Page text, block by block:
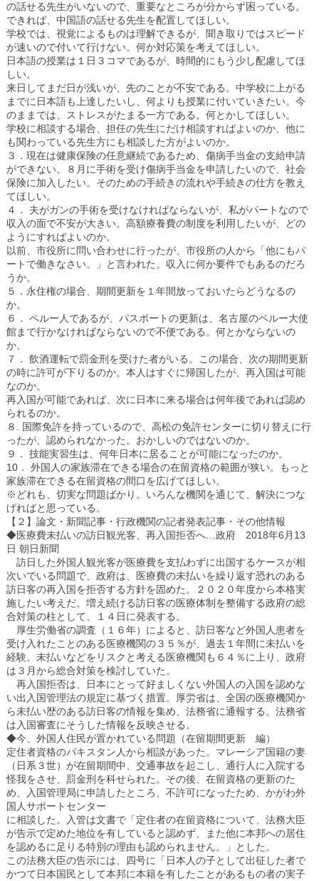
の話せる先生がいないので、重要なところが分からず困っている。
できれば、中国語の話せる先生を配置してほしい。
学校では、視覚によるものは理解できるが、聞き取りではスピード
が速いので付いて行けない。何か対応策を考えてほしい。
日本語の授業は１日３コマであるが、時間的にもう少し配慮してほ
しい。
来日してまだ日が浅いが、先のことが不安である。中学校に上がる
までに日本語も上達したいし、何よりも授業に付いていきたい。今
のままでは、ストレスがたまる一方である。何とかしてほしい。
学校に相談する場合、担任の先生にだけ相談すればよいのか、他に
も関わっている先生方にも相談した方がよいのか。
３．現在は健康保険の任意継続であるため、傷病手当金の支給申請
ができない。８月に手術を受け傷病手当金を申請したいので、社会
保険に加入したい。そのための手続きの流れや手続きの仕方を教え
てほしい。
４． 夫がガンの手術を受けなければならないが、私がパートなので
収入の面で不安が大きい。高額療養費の制度を利用したいが、どの
ようにすればよいのか。
以前、市役所に問い合わせに行ったが、市役所の人から「他にもパ
ートで働きなさい。」と言われた。収入に何か要件でもあるのだろ
うか。
５．永住権の場合、期間更新を１年間放っておいたらどうなるの
か。
６． ペルー人であるが、パスポートの更新は、名古屋のペルー大使
館まで行かなければならないので不便である。何とかならないの
か。
７． 飲酒運転で罰金刑を受けた者がいる。この場合、次の期間更新
の時に許可が下りるのか。本人はすぐに帰国したが、再入国は可能
なのか。
再入国が可能であれば、次に日本に来る場合は何年後であれば認め
られるのか。
８. 国際免許を持っているので、高松の免許センターに切り替えに行
ったが、認められなかった。おかしいのではないのか。
９． 技能実習生は、何年日本に居ることが可能になったのか。
10． 外国人の家族滞在できる場合の在留資格の範囲が狭い。もっと
家族滞在できる在留資格の間口を広げてほしい。
※どれも、切実な問題ばかり。いろんな機関を通じて、解決につな
げればと思っている。
【２】論文・新聞記事・行政機関の記者発表記事・その他情報
◆医療費未払いの訪日観光客、再入国拒否へ…政府 2018年6月13
日 朝日新聞
訪日した外国人観光客が医療費を支払わずに出国するケースが相
次いでいる問題で、政府は、医療費の未払いを繰り返す恐れのある
訪日客の再入国を拒否する方針を固めた。２０２０年度から本格実
施したい考えだ。増え続ける訪日客の医療体制を整備する政府の総
合対策の柱として、１４日に発表する。
厚生労働省の調査（１６年）によると、訪日客など外国人患者を
受け入れたことのある医療機関の３５％が、過去１年間に未払いを
経験。未払いなどをリスクと考える医療機関も６４％に上り、政府
は３月から総合対策を検討していた。
再入国拒否は、日本にとって好ましくない外国人の入国を認めな
い出入国管理法の規定に基づく措置。厚労省は、全国の医療機関か
ら未払い歴のある訪日客の情報を集め、法務省に通報する。法務省
は入国審査にそうした情報を反映させる。
◆今、外国人住民が置かれている問題（在留期間更新 編）
定住者資格のパキスタン人から相談があった。マレーシア国籍の妻
（日系３世）が在留期間中、交通事故を起こし、通行人に入院する
怪我をさせ、罰金刑を科せられた。その後、在留資格の更新のた
め、入国管理局に申請したところ、不許可になったため、かがわ外
国人サポートセンター
に相談した。入管は文書で「定住者の在留資格について、法務大臣
が告示で定めた地位を有していると認めず、また他に本邦への居住
を認めるに足りる特別の理由も認められません。」とした。
この法務大臣の告示には、四号に「日本人の子として出征した者で
かつて日本国民として本邦に本籍を有したことがあるもの者の実子